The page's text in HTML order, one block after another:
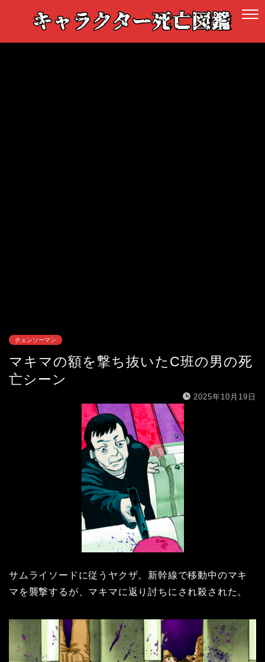
チェンソーマン
マキマの額を撃ち抜いたC班の男の死
亡シーン
2025年10月19日
サムライソードに従うヤクザ。新幹線で移動中のマキ
マを襲撃するが、マキマに返り討ちにされ殺された。